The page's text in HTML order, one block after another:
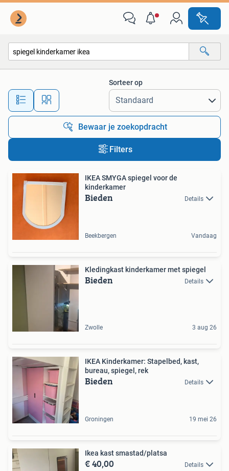
Alle afstanden…
Sorteer op
Bewaar je zoekopdracht
Filters
IKEA SMYGA spiegel voor de
kinderkamer
Bieden Details
Beekbergen Vandaag
Kledingkast kinderkamer met spiegel
Bieden Details
Zwolle 3 aug 26
IKEA Kinderkamer: Stapelbed, kast,
bureau, spiegel, rek
Bieden Details
Groningen 19 mei 26
Ikea kast smastad/platsa
€ 40,00 Details